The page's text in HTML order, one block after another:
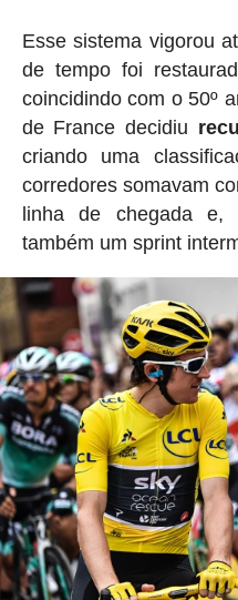
Esse sistema vigorou
de tempo foi
coincidindo com o 50º
de France decidiu
criando uma
corredores somavam
linha de chegada e,
também um sprint